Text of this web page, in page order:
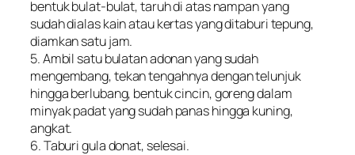
bentuk bulat-bulat, taruh di atas nampan yang
sudah dialas kain atau kertas yang ditaburi tepung,
diamkan satu jam.
5. Ambil satu bulatan adonan yang sudah
mengembang, tekan tengahnya dengan telunjuk
hingga berlubang, bentuk cincin, goreng dalam
minyak padat yang sudah panas hingga kuning,
angkat.
6. Taburi gula donat, selesai.